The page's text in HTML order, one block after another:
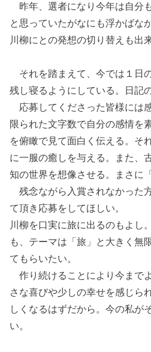
昨年、選者になり今年は自分
と思っていたがなにも浮かばな
川柳にとの発想の切り替えも出
それを踏まえて、今では１日
残し寝るようにしている。日記
応募してくださった皆様には
限られた文字数で自分の感情を
を俯瞰で見て面白く伝える。そ
に一服の癒しを与える。また、
知の世界を想像させる。まさに
残念ながら入賞されなかった
て頂き応募をしてほしい。
川柳を口実に旅に出るのもよし
も、テーマは「旅」と大きく無
てもらいたい。
作り続けることにより今まで
さな喜びや少しの幸せを感じら
しくなるはずだから。今の私が
い。